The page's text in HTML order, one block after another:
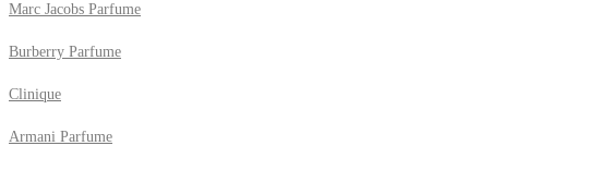
Marc Jacobs Parfume
Burberry Parfume
Clinique
Armani Parfume